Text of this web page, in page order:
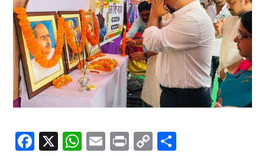
Facebook
X WhatsApp
EmailPrintCopy